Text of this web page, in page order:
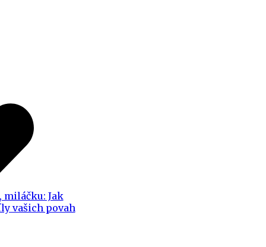
miláčku: Jak
vašich povah